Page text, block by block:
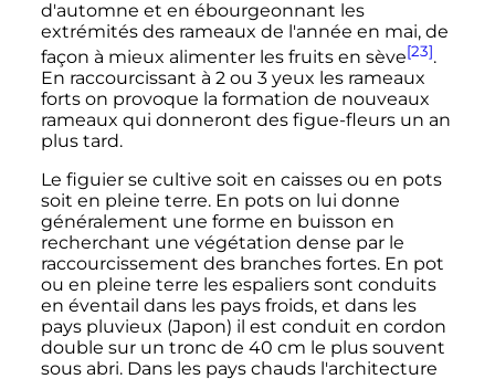
d'automne et en ébourgeonnant les
extrémités des rameaux de l'année en mai, de
façon à mieux alimenter les fruits en sève[23].
En raccourcissant à 2 ou 3 yeux les rameaux
forts on provoque la formation de nouveaux
rameaux qui donneront des figue-fleurs un an
plus tard.
Le figuier se cultive soit en caisses ou en pots
soit en pleine terre. En pots on lui donne
généralement une forme en buisson en
recherchant une végétation dense par le
raccourcissement des branches fortes. En pot
ou en pleine terre les espaliers sont conduits
en éventail dans les pays froids, et dans les
pays pluvieux (Japon) il est conduit en cordon
double sur un tronc de 40 cm le plus souvent
sous abri. Dans les pays chauds l'architecture